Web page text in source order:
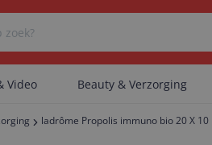
Video Beauty & Verzorging
ladrôme Propolis immuno bio 20 X 10